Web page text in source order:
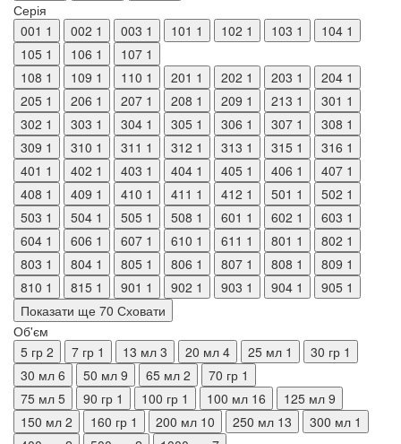
Серія
001 1 002 1 003 1 101 1 102 1 103 1 104 1
105 1 106 1 107 1
108 1 109 1 110 1 201 1 202 1 203 1 204 1
205 1 206 1 207 1 208 1 209 1 213 1 301 1
302 1 303 1 304 1 305 1 306 1 307 1 308 1
309 1 310 1 311 1 312 1 313 1 315 1 316 1
401 1 402 1 403 1 404 1 405 1 406 1 407 1
408 1 409 1 410 1 411 1 412 1 501 1 502 1
503 1 504 1 505 1 508 1 601 1 602 1 603 1
604 1 606 1 607 1 610 1 611 1 801 1 802 1
803 1 804 1 805 1 806 1 807 1 808 1 809 1
810 1 815 1 901 1 902 1 903 1 904 1 905 1
Показати ще 70 Сховати
Об'єм
5 гр 2 7 гр 1 13 мл 3 20 мл 4 25 мл 1 30 гр 1
30 мл 6 50 мл 9 65 мл 2 70 гр 1
75 мл 5 90 гр 1 100 гр 1 100 мл 16 125 мл 9
150 мл 2 160 гр 1 200 мл 10 250 мл 13 300 мл 1